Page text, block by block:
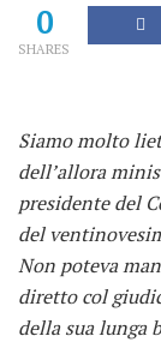
0
SHARES
Siamo molto
dell’allora
presidente del
del
Non poteva
diretto col
della sua lunga